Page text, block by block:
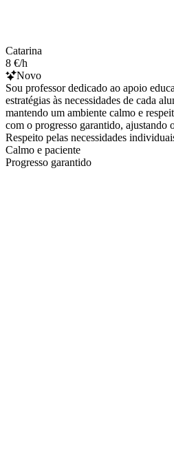
Catarina
8 €/h
Novo
Sou professor dedicado ao apoio
estratégias às necessidades de cada
mantendo um ambiente calmo e
com o progresso garantido, ajustando
Respeito pelas necessidades
Calmo e paciente
Progresso garantido